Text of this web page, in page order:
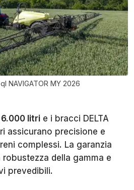
NAVIGATOR MY 2026
litri e i bracci DELTA
assicurano precisione e
complessi. La garanzia
della gamma e
prevedibili.